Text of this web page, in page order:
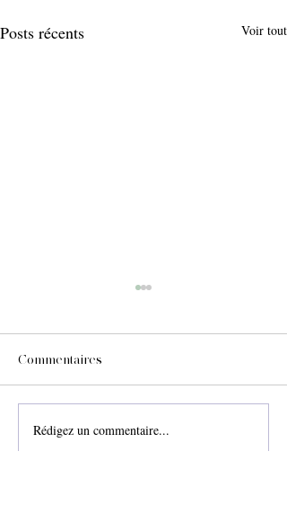
Posts récents Voir tout
LE SOMMEIL
Commentaires
Rédigez un commentaire...